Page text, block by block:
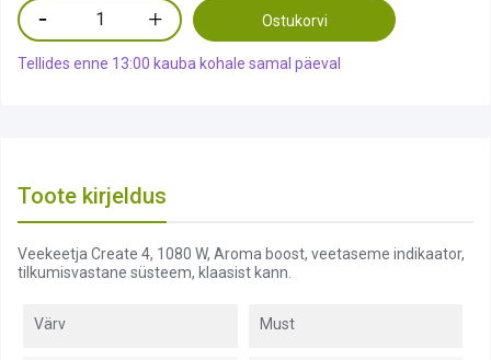
Ostukorvi
Tellides enne 13:00 kauba kohale samal päeval
Toote kirjeldus
Veekeetja Create 4, 1080 W, Aroma boost, veetaseme indikaator,
tilkumisvastane süsteem, klaasist kann.
Värv Must